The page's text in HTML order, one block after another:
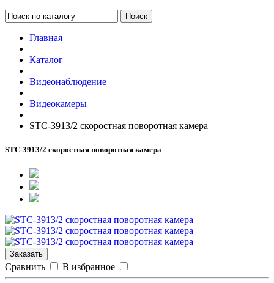
Поиск
Главная
Каталог
Видеонаблюдение
Видеокамеры
STC-3913/2 скоростная поворотная камера
STC-3913/2 скоростная поворотная камера
Заказать
Сравнить В избранное